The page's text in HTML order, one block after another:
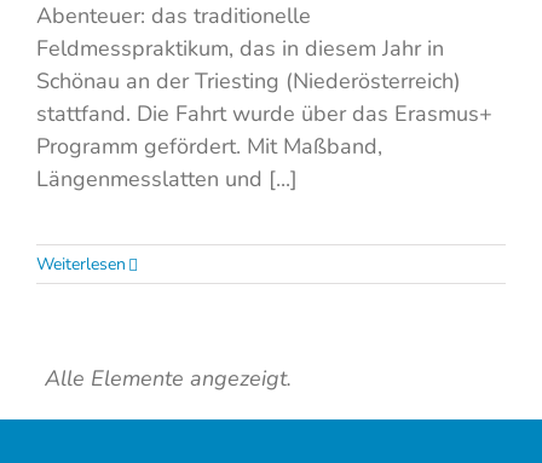
Abenteuer: das traditionelle
Feldmesspraktikum, das in diesem Jahr in
Schönau an der Triesting (Niederösterreich)
stattfand. Die Fahrt wurde über das Erasmus+
Programm gefördert. Mit Maßband,
Längenmesslatten und [...]
Weiterlesen
Alle Elemente angezeigt.